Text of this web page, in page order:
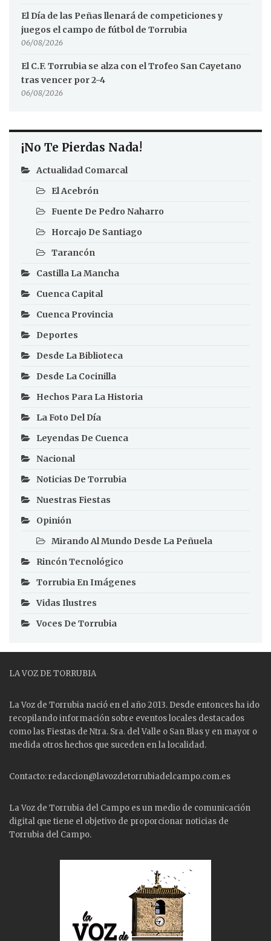
El Día de las Peñas llenará de competiciones y
juegos el campo de fútbol de Torrubia
06/08/2026
El C.F. Torrubia se alza con el Trofeo San Cayetano
tras vencer por 2-4
06/08/2026
¡No Te Pierdas Nada!
Actualidad Comarcal
El Acebrón
Fuente De Pedro Naharro
Horcajo De Santiago
Tarancón
Castilla La Mancha
Cuenca Capital
Cuenca Provincia
Deportes
Desde La Biblioteca
Desde La Cocinilla
Hechos Para La Historia
La Foto Del Día
Leyendas De Cuenca
Nacional
Noticias De Torrubia
Nuestras Fiestas
Opinión
Mirando Al Mundo Desde La Peñuela
Rincón Tecnológico
Torrubia En Imágenes
Vidas Ilustres
Voces De Torrubia
LA VOZ DE TORRUBIA
La Voz de Torrubia nació en el año 2013. Desde entonces ha ido
recopilando información sobre eventos locales destacados
como las Fiestas de Ntra. Sra. del Valle o San Blas y en mayor o
medida otros hechos que suceden en la localidad.
Contacto: redaccion@lavozdetorrubiadelcampo.com.es
La Voz de Torrubia del Campo es un medio de comunicación
digital que tiene el objetivo de proporcionar noticias de
Torrubia del Campo.